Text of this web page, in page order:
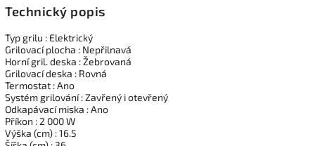
Technický popis
Typ grilu : Elektrický
Grilovací plocha : Nepřilnavá
Horní gril. deska : Žebrovaná
Grilovací deska : Rovná
Termostat : Ano
Systém grilování : Zavřený i otevřený
Odkapávací miska : Ano
Příkon : 2 000 W
Výška (cm) : 16.5